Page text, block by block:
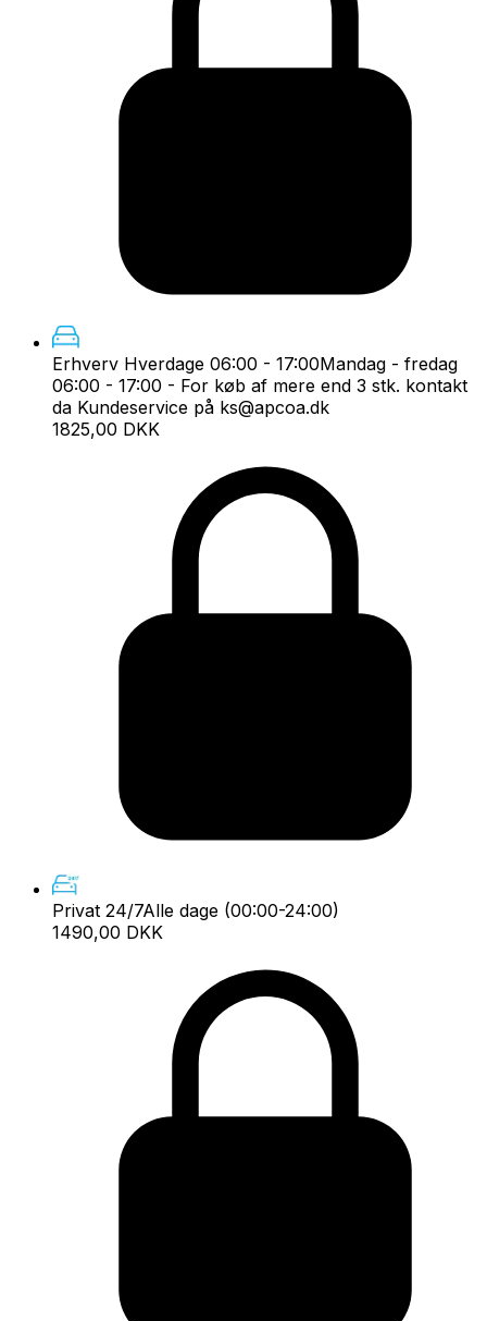
Erhverv Hverdage 06:00 - 17:00Mandag - fredag
06:00 - 17:00 - For køb af mere end 3 stk. kontakt
da Kundeservice på ks@apcoa.dk
1825,00 DKK
Privat 24/7Alle dage (00:00-24:00)
1490,00 DKK